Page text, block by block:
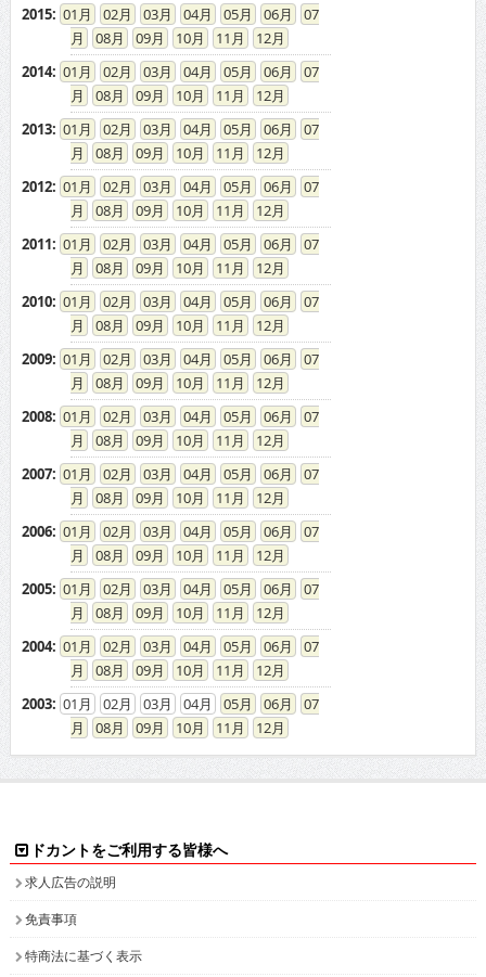
08
09 10 11
12
01 02 03 04 05 06
08
09 10 11
12
01 02 03 04 05 06
08
09 10 11
12
01 02 03 04 05 06
08
09 10 11
12
01 02 03 04 05 06
08
09 10 11
12
01 02 03 04 05 06
08
09 10 11
12
01 02 03 04 05 06
08
09 10 11
12
01 02 03 04 05 06
08
09 10 11
12
01 02 03 04 05 06
08
09 10 11
12
01 02 03 04 05 06
08
09 10 11
12
01 02 03 04 05 06
08
09 10 11
12
01 02 03 04 05 06
08
09 10 11
12
01 02 03 04 05 06
08
09 10 11 12
求人広告の説明
免責事項
特商法に基づく表示
プライバシーポリシー